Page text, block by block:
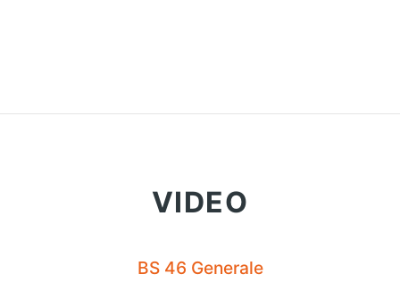
VIDEO
BS 46 Generale